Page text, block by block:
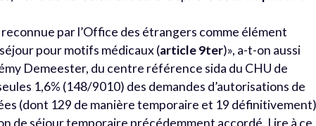
par l’Office des étrangers comme élément
pour motifs médicaux (article 9ter)», a-t-on aussi
Demeester, du centre référence sida du CHU de
1,6% (148/9010) des demandes d’autorisations de
(dont 129 de manière temporaire et 19
de séjour temporaire précédemment accordé. Lire à ce